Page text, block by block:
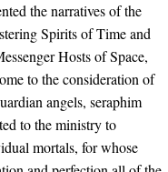
the narratives of the
Spirits of Time and
Hosts of Space,
to the consideration of
angels, seraphim
to the ministry to
mortals, for whose